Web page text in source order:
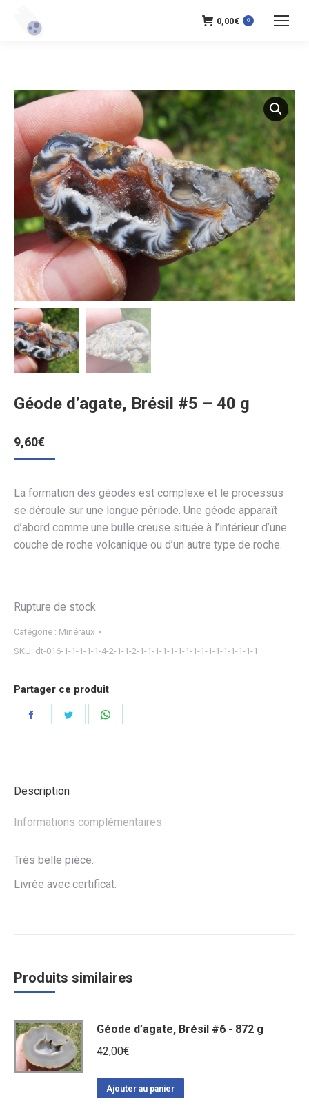
0,00€ 0
Géode d’agate, Brésil #5 – 40 g
9,60€
La formation des géodes est complexe et le processus
se déroule sur une longue période. Une géode apparaît
d’abord comme une bulle creuse située à l’intérieur d’une
couche de roche volcanique ou d’un autre type de roche.
Rupture de stock
Catégorie : Minéraux
SKU: dt-016-1-1-1-1-1-4-2-1-1-2-1-1-1-1-1-1-1-1-1-1-1-1-1-1-1-1
Partager ce produit
Partager Partager
Description
Informations complémentaires
Très belle pièce.
Livrée avec certificat.
Produits similaires
Géode d’agate, Brésil #6 - 872 g
42,00€
Ajouter au panier